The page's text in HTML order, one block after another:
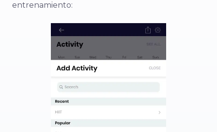
entrenamiento: